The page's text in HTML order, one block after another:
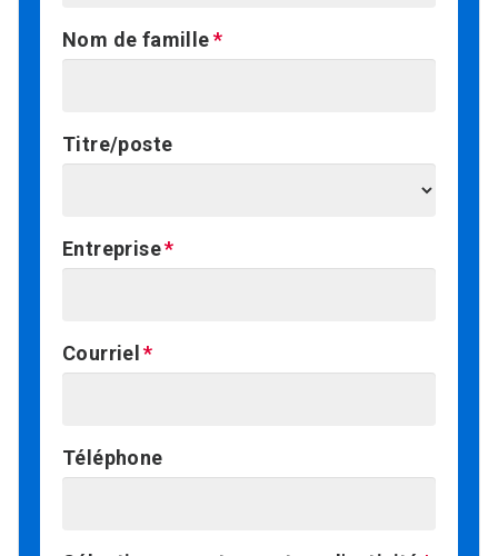
Nom de famille
Titre/poste
Entreprise
Courriel
Téléphone